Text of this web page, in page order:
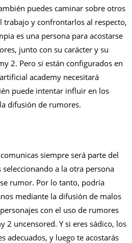
puedes caminar sobre otros
trabajo y confrontarlos al respecto,
es una persona para acostarse
junto con su carácter y su
2. Pero si están configurados en
academy necesitará
puede intentar influir en los
difusión de rumores.
siempre será parte del
a la otra persona
rumor. Por lo tanto, podría
mediante la difusión de malos
con el uso de rumores
2 uncensored. Y si eres sádico, los
adecuados, y luego te acostarás